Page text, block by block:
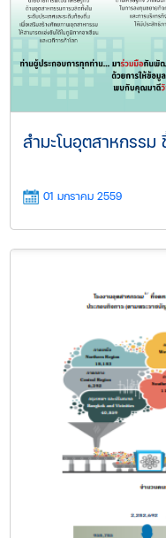
สำมะโนอุตสาหกรรม
01 มกราคม 2559